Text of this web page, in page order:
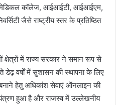
मेडिकल कॉलेज, आईआईटी, आईआईएम,
जैसे राष्ट्रीय स्तर के प्रतिष्ठित
क्षेत्रों में राज्य सरकार ने समान रूप से
डेढ़ वर्षों में सुशासन की स्थापना के लिए
हेतु अधिकांश सेवाएं ऑनलाइन की
हुआ है और राजस्व में उल्लेखनीय